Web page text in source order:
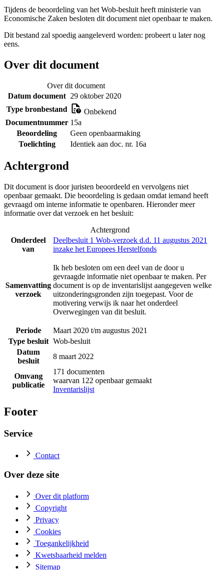
Tijdens de beoordeling van het Wob-besluit heeft ministerie van
Economische Zaken besloten dit document niet openbaar te maken.
Dit bestand zal spoedig aangeleverd worden: probeert u later nog
eens.
Over dit document
Over dit document
Datum document 29 oktober 2020
Type bronbestand
Onbekend
Documentnummer 15a
Beoordeling
Geen openbaarmaking
Toelichting
Identiek aan doc. nr. 16a
Achtergrond
Dit document is door juristen beoordeeld en vervolgens niet
openbaar gemaakt. Die beoordeling is gedaan omdat iemand heeft
gevraagd om interne informatie te openbaren. Hieronder meer
informatie over dat verzoek en het besluit:
Achtergrond
Onderdeel
van
Deelbesluit 1 Wob-verzoek d.d. 11 augustus 2021
inzake het Europees Herstelfonds
Samenvatting
verzoek
Ik heb besloten om een deel van de door u
gevraagde informatie niet openbaar te maken. Per
document is op de inventarislijst aangegeven welke
uitzonderingsgronden zijn toegepast. Voor de
motivering verwijs ik naar het onderdeel
Overwegingen van dit besluit.
Periode
Maart 2020 t/m augustus 2021
Type besluit Wob-besluit
Datum
besluit
8 maart 2022
Omvang
publicatie
171 documenten
waarvan 122 openbaar gemaakt
Inventarislijst
Footer
Service
Contact
Over deze site
Over dit platform
Copyright
Privacy
Cookies
Toegankelijkheid
Kwetsbaarheid melden
Sitemap